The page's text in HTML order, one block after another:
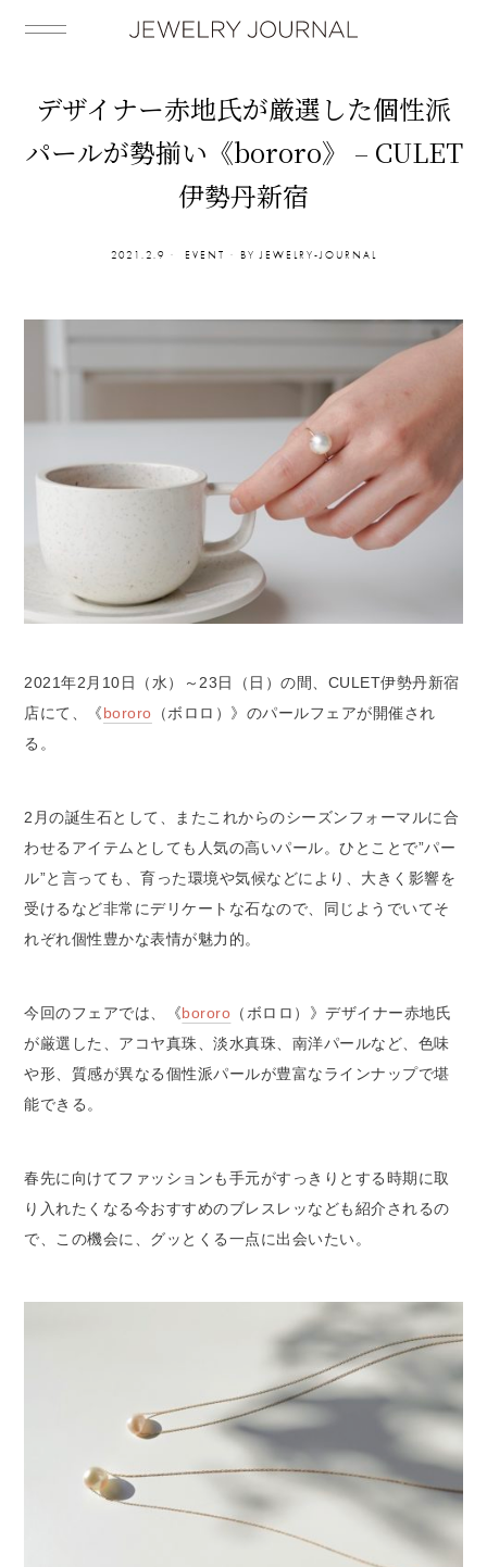
デザイナー赤地氏が厳選した個性派
パールが勢揃い《bororo》 – CULET
伊勢丹新宿
2021.2.9 EVENT BY JEWELRY-JOURNAL
2021年2月10日（水）～23日（日）の間、CULET伊勢丹新宿
店にて、《bororo （ボロロ）》のパールフェアが開催され
る。
2月の誕生石として、またこれからのシーズンフォーマルに合
わせるアイテムとしても人気の高いパール。ひとことで”パー
ル”と言っても、育った環境や気候などにより、大きく影響を
受けるなど非常にデリケートな石なので、同じようでいてそ
れぞれ個性豊かな表情が魅力的。
今回のフェアでは、《bororo （ボロロ）》デザイナー赤地氏
が厳選した、アコヤ真珠、淡水真珠、南洋パールなど、色味
や形、質感が異なる個性派パールが豊富なラインナップで堪
能できる。
春先に向けてファッションも手元がすっきりとする時期に取
り入れたくなる今おすすめのブレスレッなども紹介されるの
で、この機会に、グッとくる一点に出会いたい。